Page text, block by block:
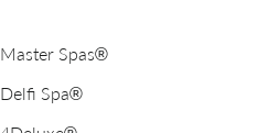
Master Spas®
Delfi Spa®